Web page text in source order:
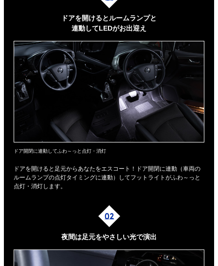
ドアを開けるとルームランプと
連動してLEDがお出迎え
ドア開閉に連動してふわ～っと点灯・消灯
ドアを開けると足元からあなたをエスコート！ドア開閉に連動（車両の
ルームランプの点灯タイミングに連動）してフットライトがふわ～っと
点灯・消灯します。
夜間は足元をやさしい光で演出